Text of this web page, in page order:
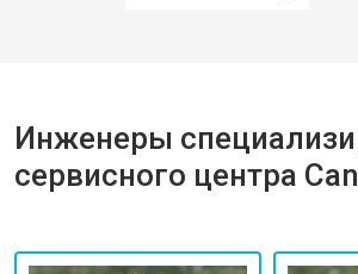
Инженеры
сервисного центра